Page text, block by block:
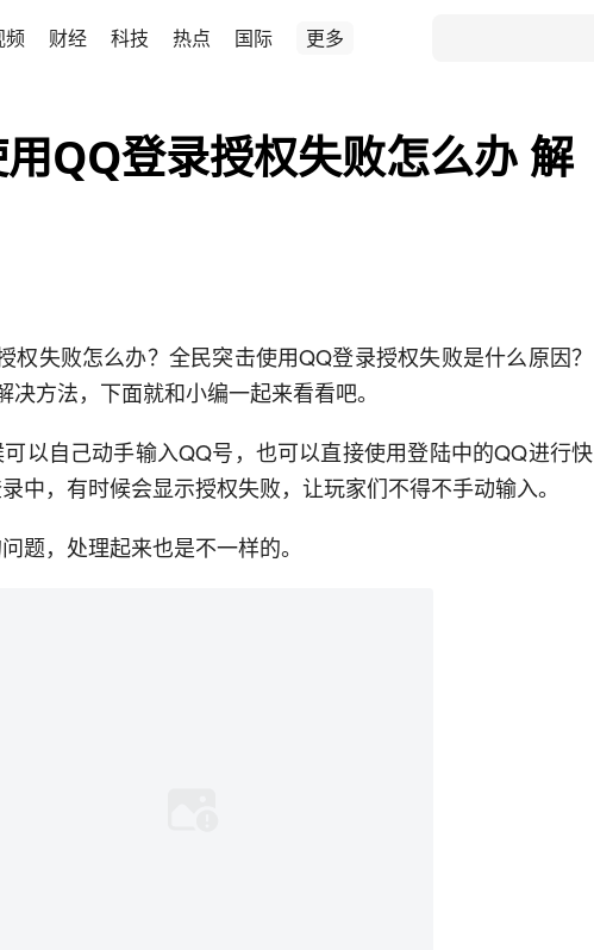
频 财经 科技 热点 国际 更多
QQ登录授权失败怎么办 解
权失败怎么办？全民突击使用QQ登录授权失败是什么原因？
方法，下面就和小编一起来看看吧。
以自己动手输入QQ号，也可以直接使用登陆中的QQ进行快
中，有时候会显示授权失败，让玩家们不得不手动输入。
题，处理起来也是不一样的。